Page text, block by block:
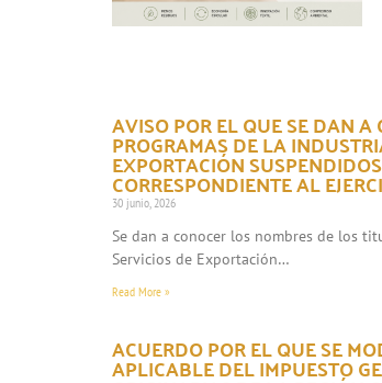
AVISO POR EL QUE SE DAN
PROGRAMAS DE LA
EXPORTACIÓN
CORRESPONDIENTE AL
30 junio, 2026
Se dan a conocer los nombres de los
Servicios de Exportación…
Read More »
ACUERDO POR EL QUE SE
APLICABLE DEL IMPUESTO